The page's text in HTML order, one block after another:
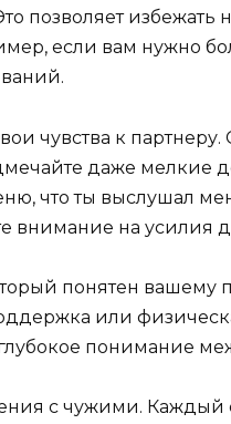
позволяет
если вам нужно
чувства к партнеру.
даже мелкие
что ты выслушал
внимание на усилия
понятен вашему
или
понимание
с чужими. Каждый